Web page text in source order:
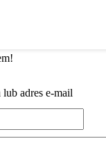
adres e-mail